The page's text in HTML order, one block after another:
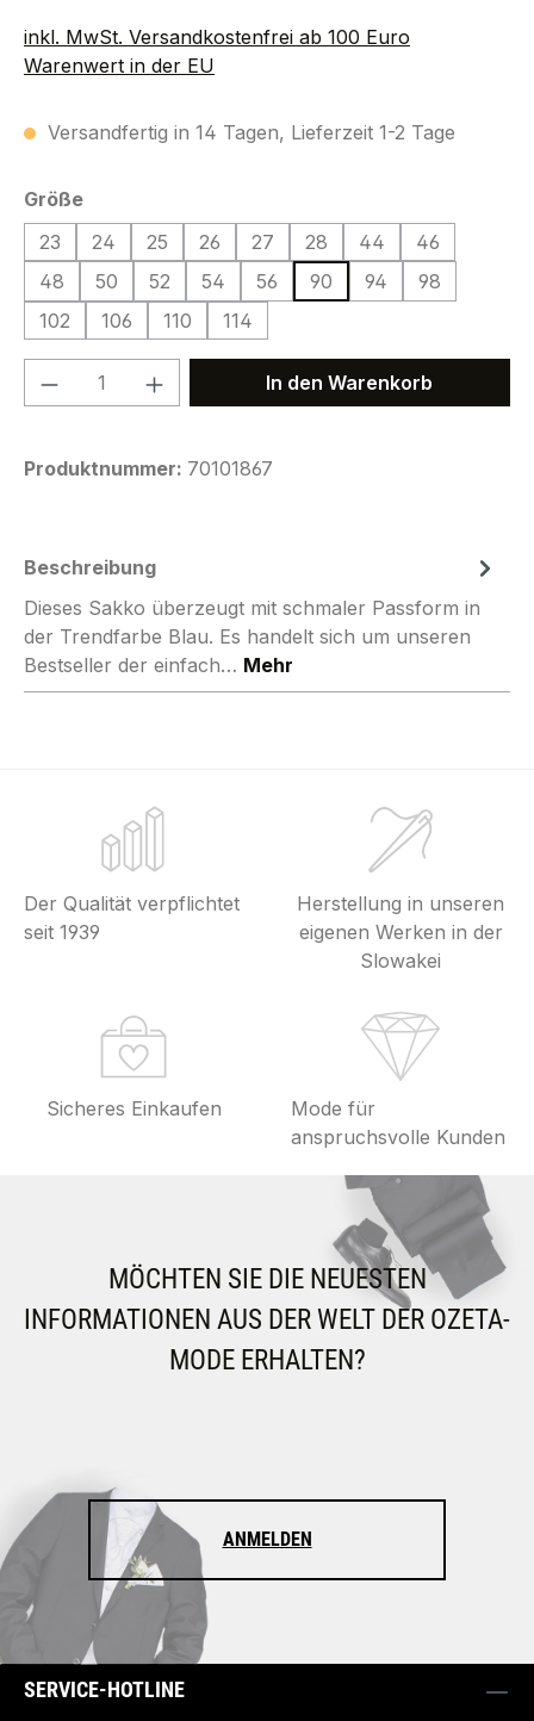
inkl. MwSt. Versandkostenfrei ab 100 Euro
Warenwert in der EU
Versandfertig in 14 Tagen, Lieferzeit 1-2 Tage
Größeauswählen
23
24 25 26 27 28 44
46
48
50 52 54 56 90 94
98
102
106 110 114
Produkt Anzahl: Gib denIn den Warenkorb
Produktnummer: 70101867
Beschreibung
Dieses Sakko überzeugt mit schmaler Passform in
der Trendfarbe Blau. Es handelt sich um unseren
Bestseller der einfach… Mehr
Der Qualität verpflichtet
seit 1939
Herstellung in unseren
eigenen Werken in der
Slowakei
Sicheres Einkaufen
Mode für
anspruchsvolle Kunden
MÖCHTEN SIE DIE NEUESTEN
INFORMATIONEN AUS DER WELT DER OZETA-
MODE ERHALTEN?
ANMELDEN
SERVICE-HOTLINE